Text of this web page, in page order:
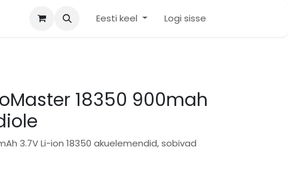
Eesti keel Logi sisse
18350 900mah
3.7V Li-ion 18350 akuelemendid, sobivad